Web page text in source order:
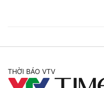
THỜI BÁO VTV